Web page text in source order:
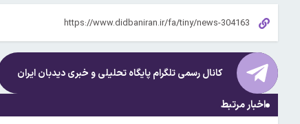
کانال رسمی تلگرام پایگاه تحلیلی و خبریدیدبان ایران
اخبار مرتبط